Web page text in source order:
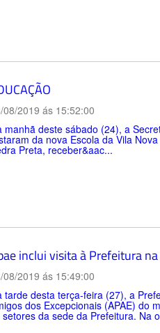
08/2019 ás 15:52:00
manhã deste sábado (24), a
da nova Escola da Vila
Preta, receber&aac...
inclui visita à Prefeitura
08/2019 ás 15:49:00
tarde desta terça-feira (27), a
dos Excepcionais (APAE) do
setores da sede da Prefeitura. Na